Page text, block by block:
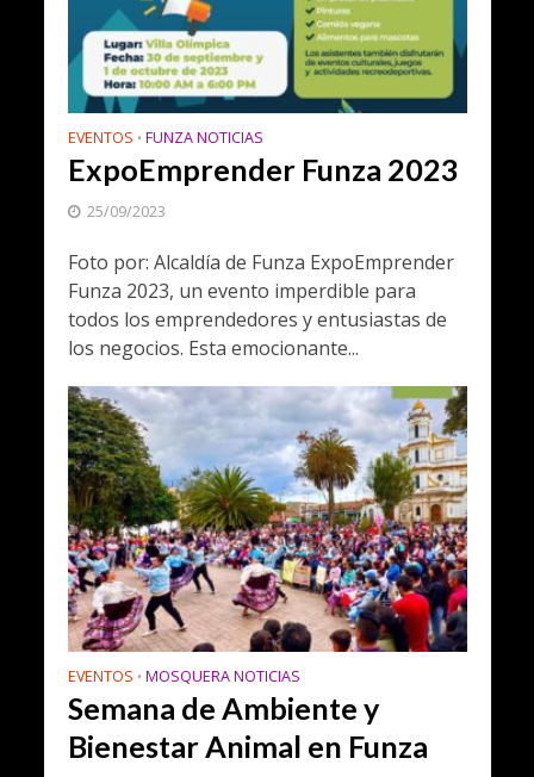
EVENTOS • FUNZA NOTICIAS
ExpoEmprender Funza 2023
25/09/2023
Foto por: Alcaldía de Funza ExpoEmprender
Funza 2023, un evento imperdible para
todos los emprendedores y entusiastas de
los negocios. Esta emocionante...
EVENTOS • MOSQUERA NOTICIAS
Semana de Ambiente y
Bienestar Animal en Funza